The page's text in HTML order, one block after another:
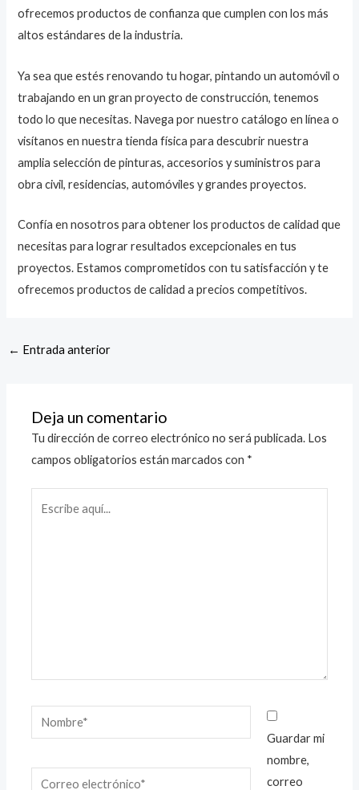
ofrecemos productos de confianza que cumplen con los más
altos estándares de la industria.
Ya sea que estés renovando tu hogar, pintando un automóvil o
trabajando en un gran proyecto de construcción, tenemos
todo lo que necesitas. Navega por nuestro catálogo en línea o
visítanos en nuestra tienda física para descubrir nuestra
amplia selección de pinturas, accesorios y suministros para
obra civil, residencias, automóviles y grandes proyectos.
Confía en nosotros para obtener los productos de calidad que
necesitas para lograr resultados excepcionales en tus
proyectos. Estamos comprometidos con tu satisfacción y te
ofrecemos productos de calidad a precios competitivos.
← Entrada anterior
Deja un comentario
Tu dirección de correo electrónico no será publicada. Los
campos obligatorios están marcados con *
Nombre*
Correo
Guardar mi
nombre,
correo